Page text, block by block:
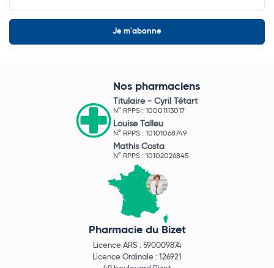
Nos pharmaciens
Titulaire - Cyril Tétart
N° RPPS : 10001113017
Louise Talleu
N° RPPS : 10101068749
Mathis Costa
N° RPPS : 10102026845
Pharmacie du Bizet
Licence ARS : 590009874
Licence Ordinale : 126921